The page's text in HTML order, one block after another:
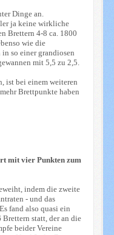
Dinge an.
ja keine wirkliche
Brettern 4-8 ca. 1800
wie die
in so einer grandiosen
mit 5,5 zu 2,5.
ist bei einem weiteren
Brettpunkte haben
mit vier Punkten zum
indem die zweite
- und das
fand also quasi ein
statt, der an die
beider Vereine